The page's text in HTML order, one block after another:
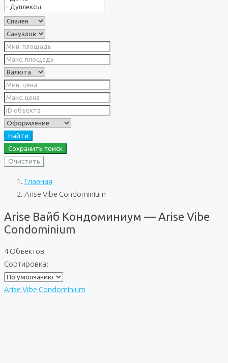
Найти
Сохранить поиск
Очистить
Главная
Arise Vibe Condominium
Arise Вайб Кондоминиум — Arise Vibe
Condominium
4 Объектов
Сортировка:
Arise Vibe Condominium